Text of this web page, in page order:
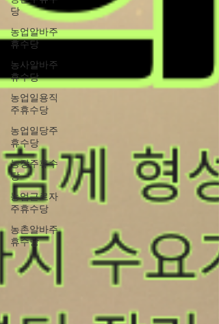
당
농업알바주
휴수당
농사알바주
휴수당
농업일용직
주휴수당
농업일당주
휴수당
농장주휴수
당
농업근로자
주휴수당
농촌알바주
휴수당